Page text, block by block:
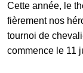
FAQ
Cette année, le
fièrement nos
tournoi de
commence le 11